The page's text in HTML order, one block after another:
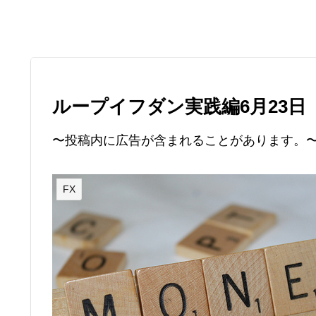
ループイフダン実践編6月23日
〜投稿内に広告が含まれることがあります。
FX